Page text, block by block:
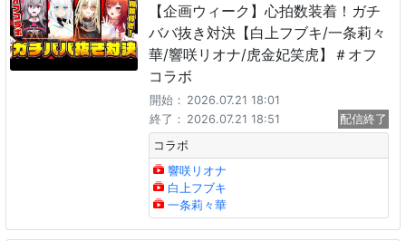
【企画ウィーク】心拍数装着！ガチ
ババ抜き対決【白上フブキ/一条莉々
華/響咲リオナ/虎金妃笑虎】＃オフ
コラボ
開始： 2026.07.21 18:01
終了： 2026.07.21 18:51
配信終了
コラボ
響咲リオナ
白上フブキ
一条莉々華